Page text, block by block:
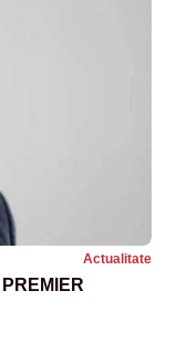
Actualitate